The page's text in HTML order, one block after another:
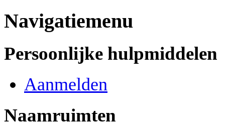
Navigatiemenu
Persoonlijke hulpmiddelen
Aanmelden
Naamruimten